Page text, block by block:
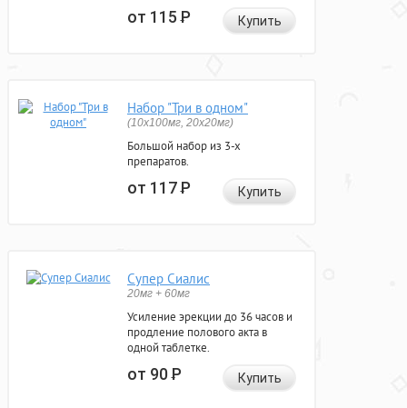
от 115Р Купить
Набор "Три в одном"
(10x100мг, 20x20мг)
Большой набор из 3-х
препаратов.
от 117Р Купить
Супер Сиалис
20мг + 60мг
Усиление эрекции до 36 часов и
продление полового акта в
одной таблетке.
от 90Р Купить